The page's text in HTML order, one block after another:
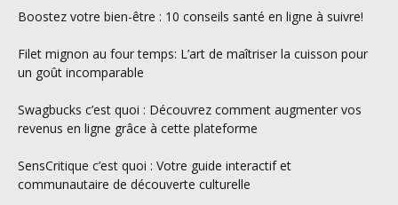
Boostez votre bien-être : 10 conseils santé en ligne à suivre!
Filet mignon au four temps: L’art de maîtriser la cuisson pour
un goût incomparable
Swagbucks c’est quoi : Découvrez comment augmenter vos
revenus en ligne grâce à cette plateforme
SensCritique c’est quoi : Votre guide interactif et
communautaire de découverte culturelle